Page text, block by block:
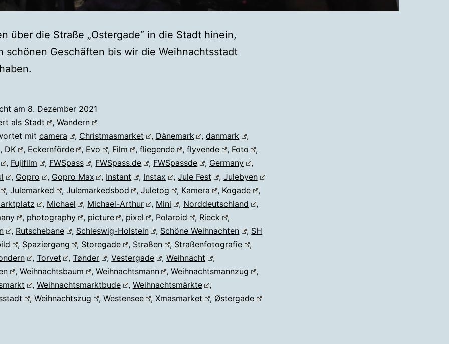
über die Straße „Ostergade“ in die Stadt hinein,
schönen Geschäften bis wir die Weihnachtsstadt
am 8. Dezember 2021
als Stadt , Wandern
mit camera , Christmasmarket , Dänemark ,danmark
,
, DK , Eckernförde , Evo , Film , fliegende , flyvende , Foto
,
, Fujifilm , FWSpass , FWSpass.de , FWSpassde , Germany
,
, Gopro , Gopro Max , Instant , Instax , Jule Fest , Julebyen
, Julemarked , Julemarkedsbod ,Juletog , Kamera , Kogade
,
, Michael , Michael-Arthur , Mini , Norddeutschland
,
, photography , picture , pixel , Polaroid , Rieck
,
, Rutschebane , Schleswig-Holstein , Schöne Weihnachten , SH
, Spaziergang , Storegade , Straßen , Straßenfotografie
,
, Torvet ,Tønder ,Vestergade , Weihnacht
,
, Weihnachtsbaum , Weihnachtsmann ,Weihnachtsmannzug
,
, Weihnachtsmarktbude , Weihnachtsmärkte
,
, Weihnachtszug , Westensee ,Xmasmarket , Østergade